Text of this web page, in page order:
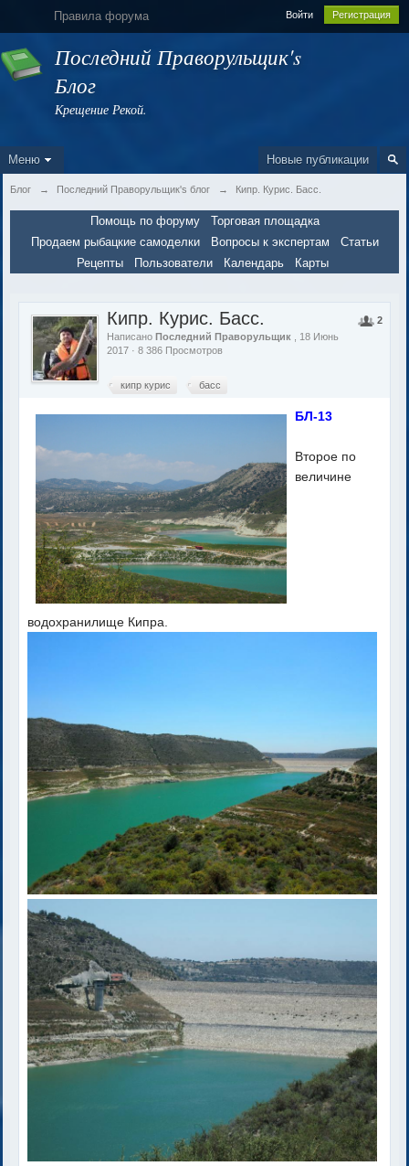
Правила форума Войти Регистрация
Последний Праворульщик's
Блог
Крещение Рекой.
Новые публикации
Меню
Блог → Последний Праворульщик's блог → Кипр. Курис. Басс.
Помощь по форуму
Торговая площадка
Продаем рыбацкие самоделки
Вопросы к экспертам
Статьи
Рецепты
Пользователи Календарь Карты
2
Кипр. Курис. Басс.
НаписаноПоследний Праворульщик
, 18 Июнь
2017 · 8 386 Просмотров
кипр курис басс
БЛ-13
Второе по
величине
водохранилище Кипра.